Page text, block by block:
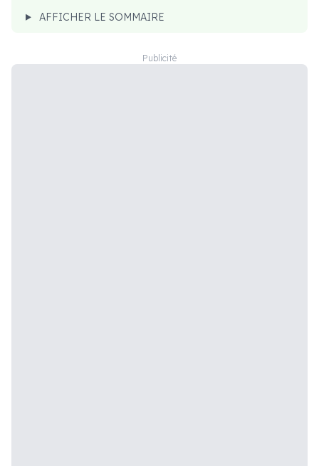
AFFICHER LE SOMMAIRE